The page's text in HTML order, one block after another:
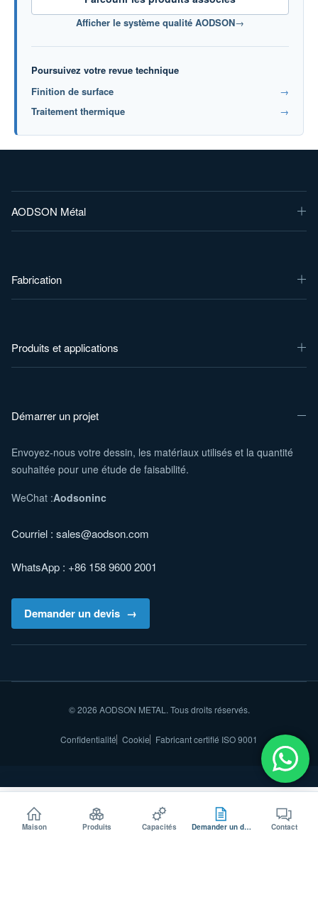
Afficher le système qualité AODSON→
Poursuivez votre revue technique
Finition de surface
→
Traitement thermique
→
AODSON Métal
Fabrication
Produits et applications
Démarrer un projet
Envoyez-nous votre dessin, les matériaux utilisés et la quantité
souhaitée pour une étude de faisabilité.
WeChat :Aodsoninc
Courriel : sales@aodson.com
WhatsApp : +86 158 9600 2001
Demander un devis
© 2026 AODSON METAL. Tous droits réservés.
Confidentialité Cookie Fabricant certifié ISO 9001
Maison Produits Capacités Demander un devis Contact